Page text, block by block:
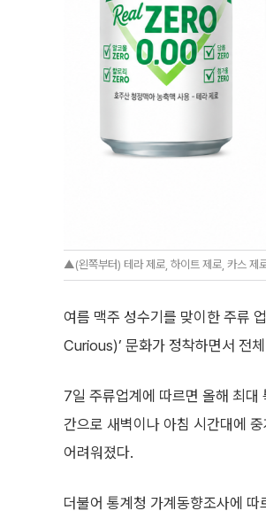
▲(왼쪽부터) 테라 제로, 하이트 제로, 카스 제
여름 맥주 성수기를 맞이한 주류
Curious)’ 문화가 정착하면서 전
7일 주류업계에 따르면 올해 최대
간으로 새벽이나 아침 시간대에
어려워졌다.
더불어 통계청 가계동향조사에